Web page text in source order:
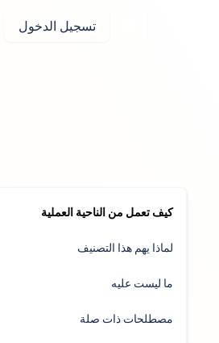
Arabic
تسجيل الدخول
كيف تعمل من الناحية العملية
لماذا يهم هذا التصنيف
ما ليست عليه
مصطلحات ذات صلة